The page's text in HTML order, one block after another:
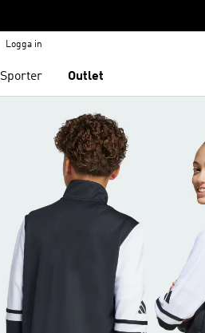
Logga in
Sporter Outlet